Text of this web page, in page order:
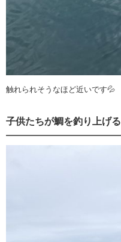
触れられそうなほど近いです💦
子供たちが鯛を釣り上げる